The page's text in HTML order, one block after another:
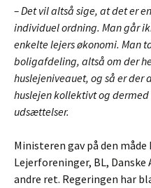
– Det vil altså sige, at det er
individuel ordning. Man går
enkelte lejers økonomi. Man
boligafdeling, altså om der
huslejeniveauet, og så er
huslejen kollektivt og
udsættelser.
Ministeren gav på den
Lejerforeninger, BL, Danske
andre ret. Regeringen har